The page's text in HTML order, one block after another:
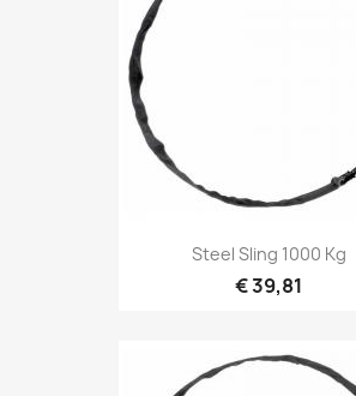
Snel bekijken
Steel Sling 1000 Kg
€ 39,81